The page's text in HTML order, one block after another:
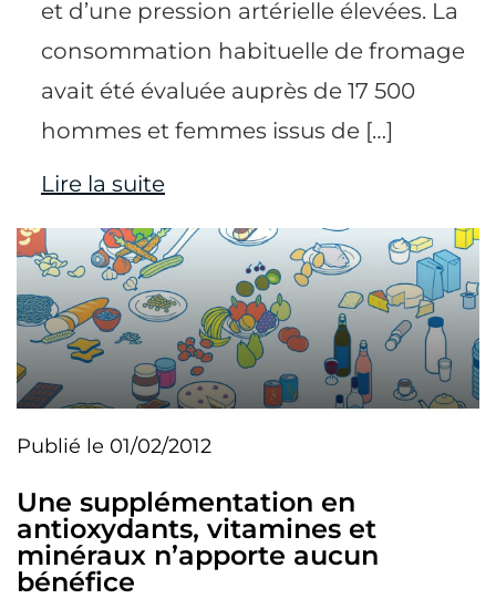
et d’une pression artérielle élevées. La
consommation habituelle de fromage
avait été évaluée auprès de 17 500
hommes et femmes issus de […]
Lire la suite
Publié le 01/02/2012
Une supplémentation en
antioxydants, vitamines et
minéraux n’apporte aucun
bénéfice